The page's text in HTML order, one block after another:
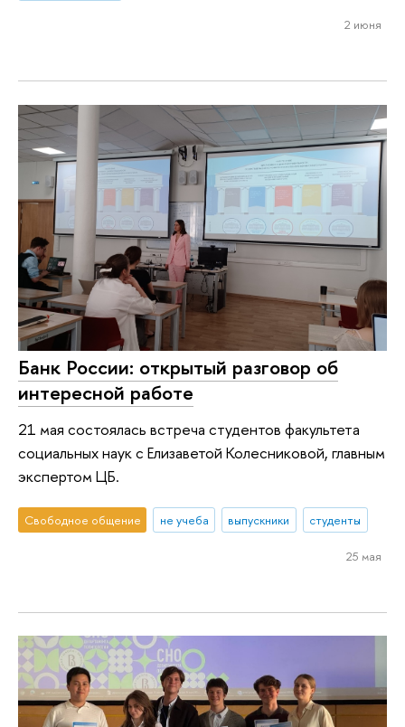
2 июня
Банк России: открытый разговор об
интересной работе
21 мая состоялась встреча студентов факультета
социальных наук с Елизаветой Колесниковой, главным
экспертом ЦБ.
Свободное общение не учеба выпускники студенты
25 мая